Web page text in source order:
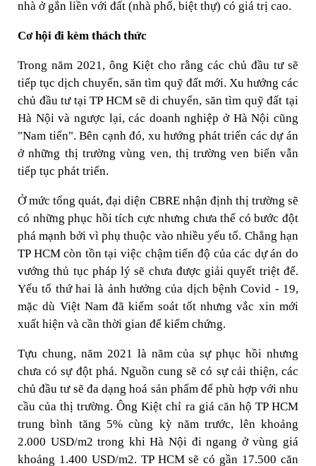
nhà ở gắn liền với đất (nhà phố, biệt thự) có giá trị cao.
Cơ hội đi kèm thách thức
Trong năm 2021, ông Kiệt cho rằng các chủ đầu tư sẽ
tiếp tục dịch chuyển, săn tìm quỹ đất mới. Xu hướng các
chủ đầu tư tại TP HCM sẽ di chuyển, săn tìm quỹ đất tại
Hà Nội và ngược lại, các doanh nghiệp ở Hà Nội cũng
"Nam tiến". Bên cạnh đó, xu hướng phát triển các dự án
ở những thị trường vùng ven, thị trường ven biển vẫn
tiếp tục phát triển.
Ở mức tổng quát, đại diện CBRE nhận định thị trường sẽ
có những phục hồi tích cực nhưng chưa thể có bước đột
phá mạnh bởi vì phụ thuộc vào nhiều yếu tố. Chẳng hạn
TP HCM còn tồn tại việc chậm tiến độ của các dự án do
vướng thủ tục pháp lý sẽ chưa được giải quyết triệt để.
Yếu tố thứ hai là ảnh hưởng của dịch bệnh Covid - 19,
mặc dù Việt Nam đã kiểm soát tốt nhưng vắc xin mới
xuất hiện và cần thời gian để kiểm chứng.
Tựu chung, năm 2021 là năm của sự phục hồi nhưng
chưa có sự đột phá. Nguồn cung sẽ có sự cải thiện, các
chủ đầu tư sẽ đa dạng hoá sản phẩm để phù hợp với nhu
cầu của thị trường. Ông Kiệt chỉ ra giá căn hộ TP HCM
trung bình tăng 5% cùng kỳ năm trước, lên khoảng
2.000 USD/m2 trong khi Hà Nội đi ngang ở vùng giá
khoảng 1.400 USD/m2. TP HCM sẽ có gần 17.500 căn